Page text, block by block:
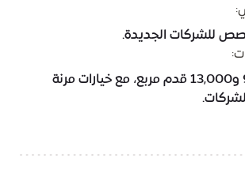
للشركات الجديدة.
تتراوح بين 9,000 و13,000 قدم مربع، مع خيارات مرنة